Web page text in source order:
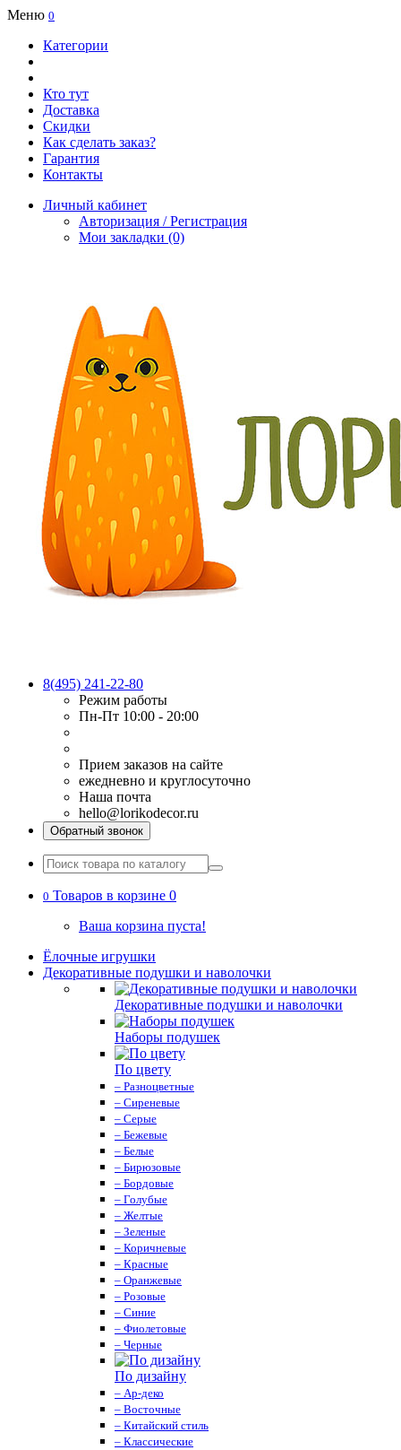
Меню 0
Категории
Кто тут
Доставка
Скидки
Как сделать заказ?
Гарантия
Контакты
Личный кабинет
Авторизация / Регистрация
Мои закладки (0)
8(495) 241-22-80
Режим работы
Пн-Пт 10:00 - 20:00
Прием заказов на сайте
ежедневно и круглосуточно
Наша почта
hello@lorikodecor.ru
Обратный звонок
0 Товаров в корзине 0
Ваша корзина пуста!
Ёлочные игрушки
Декоративные подушки и наволочки
Декоративные подушки и наволочки
Наборы подушек
По цвету
– Разноцветные
– Сиреневые
– Серые
– Бежевые
– Белые
– Бирюзовые
– Бордовые
– Голубые
– Желтые
– Зеленые
– Коричневые
– Красные
– Оранжевые
– Розовые
– Синие
– Фиолетовые
– Черные
По дизайну
– Ар-деко
– Восточные
– Китайский стиль
– Классические